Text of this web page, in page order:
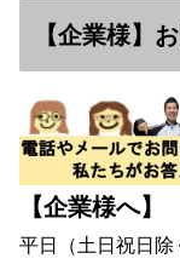
【企業様】
【企業様へ】
平日（土日祝日除